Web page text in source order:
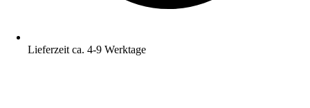
Lieferzeit ca. 4-9 Werktage